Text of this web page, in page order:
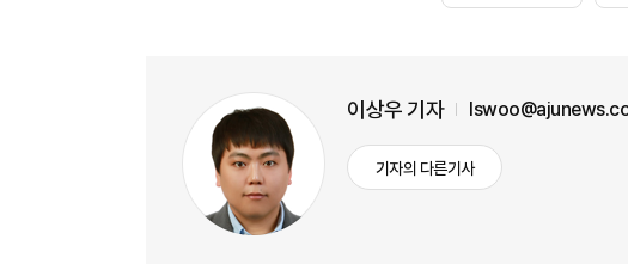
이상우 기자
기자의 다른기사